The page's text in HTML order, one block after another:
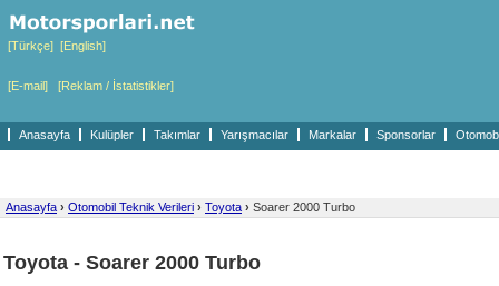
[Türkçe] [English]
[E-mail] [Reklam / İstatistikler]
Anasayfa Kulüpler Takımlar Yarışmacılar Markalar Sponsorlar
Anasayfa › Otomobil Teknik Verileri › Toyota › Soarer 2000 Turbo
Toyota - Soarer 2000 Turbo